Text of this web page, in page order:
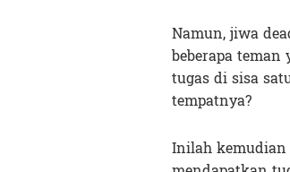
Namun, jiwa
beberapa
tugas di sisa
tempatnya?
Inilah kemudian